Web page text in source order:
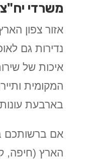
משרדי יח"צ
אזור צפון
נדירות גם
איכות של
המקומית
בארבעת
אם ברשותכם
הארץ (חיפה,